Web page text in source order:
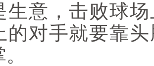
生意，击败球
的对手就要靠